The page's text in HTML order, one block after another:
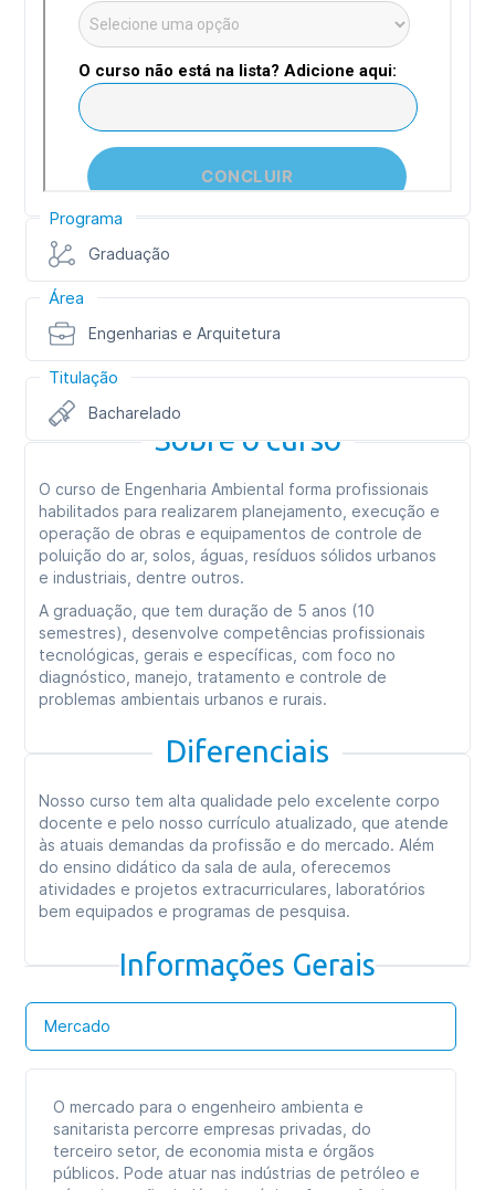
Programa
Graduação
Área
Engenharias e Arquitetura
Titulação
Bacharelado
Sobre o curso
O curso de Engenharia Ambiental forma profissionais
habilitados para realizarem planejamento, execução e
operação de obras e equipamentos de controle de
poluição do ar, solos, águas, resíduos sólidos urbanos
e industriais, dentre outros.
A graduação, que tem duração de 5 anos (10
semestres), desenvolve competências profissionais
tecnológicas, gerais e específicas, com foco no
diagnóstico, manejo, tratamento e controle de
problemas ambientais urbanos e rurais.
Diferenciais
Nosso curso tem alta qualidade pelo excelente corpo
docente e pelo nosso currículo atualizado, que atende
às atuais demandas da profissão e do mercado. Além
do ensino didático da sala de aula, oferecemos
atividades e projetos extracurriculares, laboratórios
bem equipados e programas de pesquisa.
Informações Gerais
Mercado
O mercado para o engenheiro ambienta e
sanitarista percorre empresas privadas, do
terceiro setor, de economia mista e órgãos
públicos. Pode atuar nas indústrias de petróleo e